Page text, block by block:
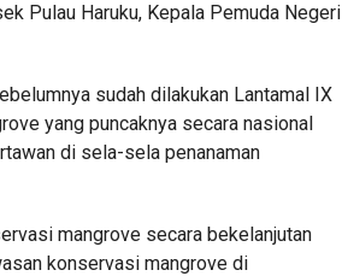
Pulau Haruku, Kepala Pemuda Negeri
sudah dilakukan Lantamal IX
yang puncaknya secara nasional
di sela-sela penanaman
mangrove secara bekelanjutan
konservasi mangrove di